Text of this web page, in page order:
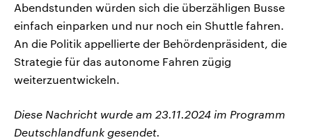
Abendstunden würden sich die überzähligen Busse
einfach einparken und nur noch ein Shuttle fahren.
An die Politik appellierte der Behördenpräsident, die
Strategie für das autonome Fahren zügig
weiterzuentwickeln.
Diese Nachricht wurde am 23.11.2024 im Programm
Deutschlandfunk gesendet.